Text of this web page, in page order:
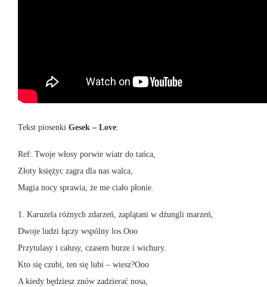
Tekst piosenki Gesek – Love:
Ref: Twoje włosy porwie wiatr do tańca,
Złoty księżyc zagra dla nas walca,
Magia nocy sprawia, że me ciało płonie.
1. Karuzela różnych zdarzeń, zaplątani w dżungli marzeń,
Dwoje ludzi łączy wspólny los.Ooo
Przytulasy i całusy, czasem burze i wichury.
Kto się czubi, ten się lubi – wiesz?Ooo
A kiedy będziesz znów zadzierać nosa,